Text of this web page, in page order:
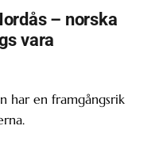
– norska
vara
har en framgångsrik